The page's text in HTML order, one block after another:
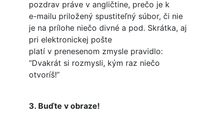
pozdrav práve v angličtine, prečo je k
e-mailu priložený spustiteľný súbor, či nie
je na prílohe niečo divné a pod. Skrátka, aj
pri elektronickej pošte
platí v prenesenom zmysle pravidlo:
“Dvakrát si rozmysli, kým raz niečo
otvoríš!”
3. Buďte v obraze!